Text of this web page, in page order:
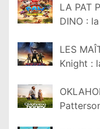
LA PAT
DINO :
LES
Knight :